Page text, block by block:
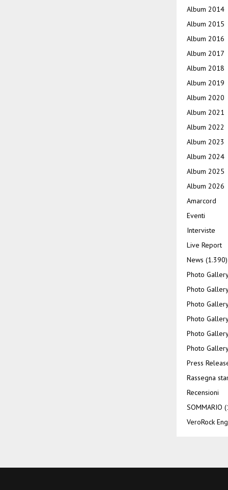
Album 2014
Album 2015
Album 2016
Album 2017
Album 2018
Album 2019
Album 2020
Album 2021
Album 2022
Album 2023
Album 2024
Album 2025
Album 2026
Amarcord
Eventi
Interviste
Live Report
News (1.390)
Photo
Photo
Photo
Photo
Photo
Photo
Press
Rassegna
Recensioni
SOMMARIO
VeroRock